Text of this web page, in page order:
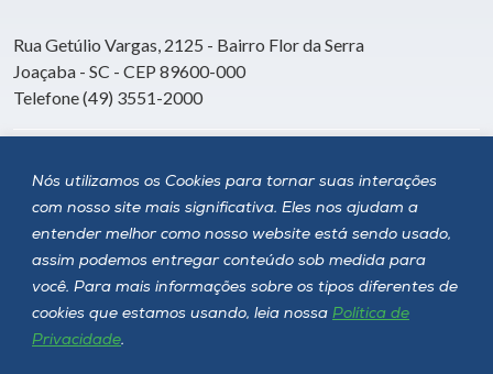
Nós utilizamos os Cookies para tornar suas interações
com nosso site mais significativa. Eles nos ajudam a
entender melhor como nosso website está sendo usado,
assim podemos entregar conteúdo sob medida para
você. Para mais informações sobre os tipos diferentes de
cookies que estamos usando, leia nossa Política de
Privacidade.
Rua Getúlio Vargas, 2125 - Bairro Flor da Serra
Joaçaba - SC - CEP 89600-000
Telefone (49) 3551-2000
Siga a Unoesc